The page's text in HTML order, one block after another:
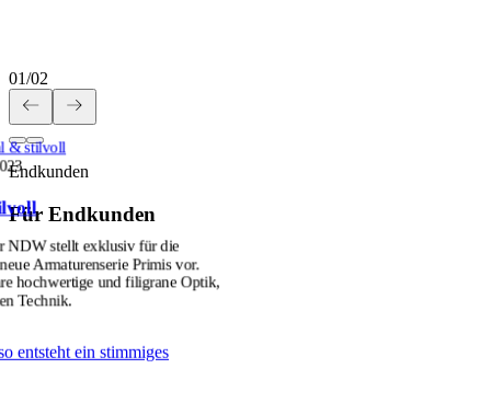
01/02
Endkunden
Für Endkunden
& stilvoll
NDW stellt exklusiv für die
Armaturenserie Primis vor.
hochwertige und filigrane Optik,
Technik.
entsteht ein stimmiges